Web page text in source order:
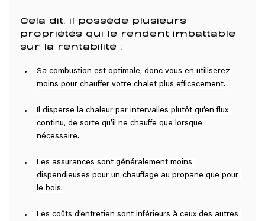
Cela dit, il possède plusieurs
propriétés qui le rendent imbattable
sur la rentabilité :
Sa combustion est optimale, donc vous en utiliserez
moins pour chauffer votre chalet plus efficacement.
Il disperse la chaleur par intervalles plutôt qu’en flux
continu, de sorte qu’il ne chauffe que lorsque
nécessaire.
Les assurances sont généralement moins
dispendieuses pour un chauffage au propane que pour
le bois.
Les coûts d’entretien sont inférieurs à ceux des autres